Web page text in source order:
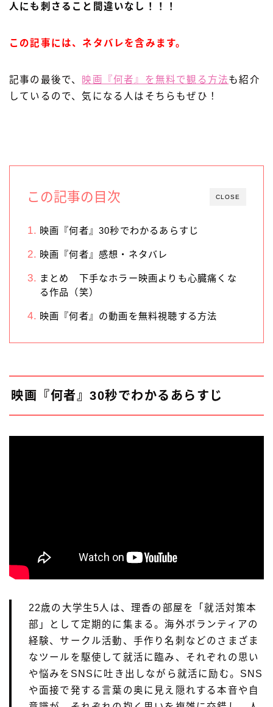
人にも刺さること間違いなし！！！
この記事には、ネタバレを含みます。
記事の最後で、 映画『何者』を無料で観る方法も紹介
しているので、気になる人はそちらもぜひ！
CLOSE
この記事の目次
映画『何者』30秒でわかるあらすじ
映画『何者』感想・ネタバレ
まとめ 下手なホラー映画よりも心臓痛くな
る作品（笑）
映画『何者』の動画を無料視聴する方法
映画『何者』30秒でわかるあらすじ
22歳の大学生5人は、理香の部屋を「就活対策本
部」として定期的に集まる。海外ボランティアの
経験、サークル活動、手作り名刺などのさまざま
なツールを駆使して就活に臨み、それぞれの思い
や悩みをSNSに吐き出しながら就活に励む。SNS
や面接で発する言葉の奥に見え隠れする本音や自